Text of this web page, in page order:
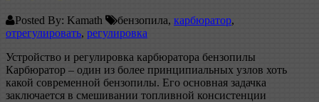
Posted By: Kamath бензопила, карбюратор,
отрегулировать, регулировка
Устройство и регулировка карбюратора бензопилы
Карбюратор – один из более принципиальных узлов хоть
какой современной бензопилы. Его основная задачка
заключается в смешивании топливной консистенции